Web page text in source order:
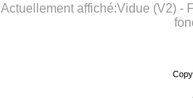
Actuellement affiché:Vidue (V2) -